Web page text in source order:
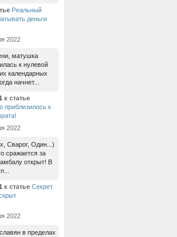
Реальный
деньги
2022
матушка
к нулевой
календарных
начнет...
к статье
приблизилось к
2022
Сварог, Один...)
сражается за
открыт! В
к статье Секрет
2022
в пределах